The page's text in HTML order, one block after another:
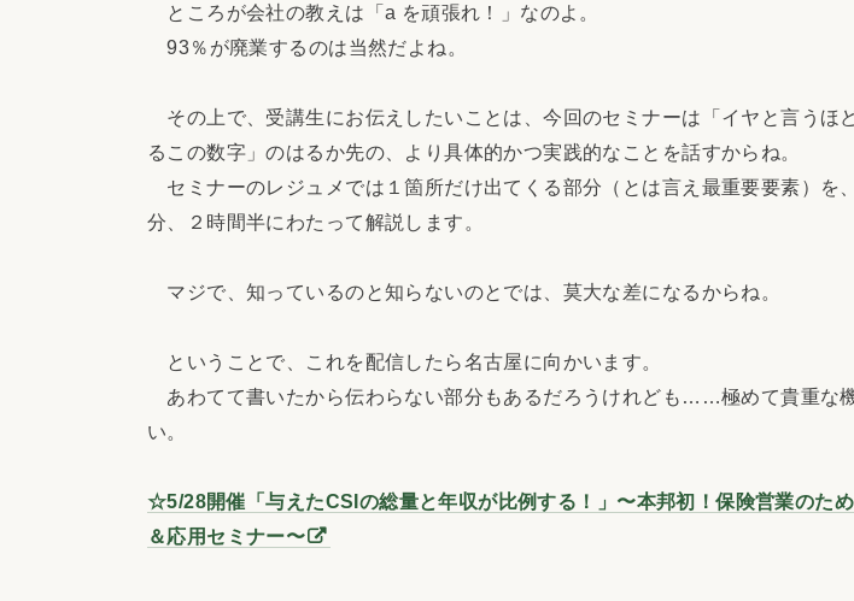
ところが会社の教えは「a を頑張れ！」なのよ。
93％が廃業するのは当然だよね。
その上で、受講生にお伝えしたいことは、今回のセミナーは「イヤと言うほ
るこの数字」のはるか先の、より具体的かつ実践的なことを話すからね。
セミナーのレジュメでは１箇所だけ出てくる部分（とは言え最重要要素）を
分、２時間半にわたって解説します。
マジで、知っているのと知らないのとでは、莫大な差になるからね。
ということで、これを配信したら名古屋に向かいます。
あわてて書いたから伝わらない部分もあるだろうけれども……極めて貴重な
い。
☆5/28開催「与えたCSIの総量と年収が比例する！」〜本邦初！保険営業のた
＆応用セミナー〜